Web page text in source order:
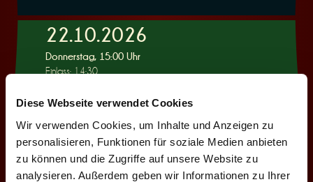
Diese Webseite verwendet Cookies
Wir verwenden Cookies, um Inhalte und Anzeigen zu
personalisieren, Funktionen für soziale Medien anbieten
zu können und die Zugriffe auf unsere Website zu
analysieren. Außerdem geben wir Informationen zu Ihrer
22.10.2026
Donnerstag, 15:00 Uhr
Einlass: 14:30
Wie war das mit
Pinocchio?
Auswählen